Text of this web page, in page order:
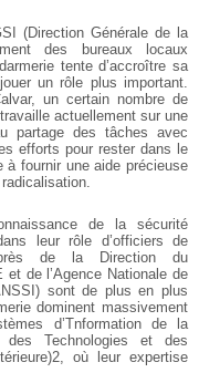
(Direction Générale de la
des bureaux locaux
tente d’accroître sa
un rôle plus important.
un certain nombre de
actuellement sur une
partage des tâches avec
efforts pour rester dans le
à fournir une aide précieuse
de la sécurité
leur rôle d’officiers de
de la Direction du
de l’Agence Nationale de
sont de plus en plus
dominent massivement
d’Tnformation de la
Technologies et des
où leur expertise